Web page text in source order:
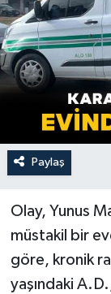
Paylaş
Olay, Yunus
müstakil bir
göre, kronik
yaşındaki